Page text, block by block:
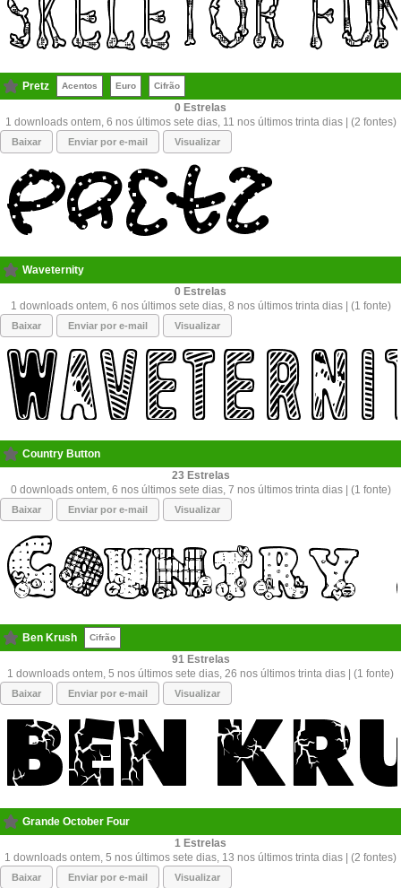
Pretz Acentos Euro Cifrão
0
1 downloads ontem, 6 nos últimos sete dias, 11 nos últimos trinta dias | (2 fontes)
Baixar Enviar por e-mail Visualizar
Waveternity
0
1 downloads ontem, 6 nos últimos sete dias, 8 nos últimos trinta dias | (1 fonte)
Baixar Enviar por e-mail Visualizar
Country Button
23
0 downloads ontem, 6 nos últimos sete dias, 7 nos últimos trinta dias | (1 fonte)
Baixar Enviar por e-mail Visualizar
Ben Krush Cifrão
91
1 downloads ontem, 5 nos últimos sete dias, 26 nos últimos trinta dias | (1 fonte)
Baixar Enviar por e-mail Visualizar
Grande October Four
1
1 downloads ontem, 5 nos últimos sete dias, 13 nos últimos trinta dias | (2 fontes)
Baixar Enviar por e-mail Visualizar